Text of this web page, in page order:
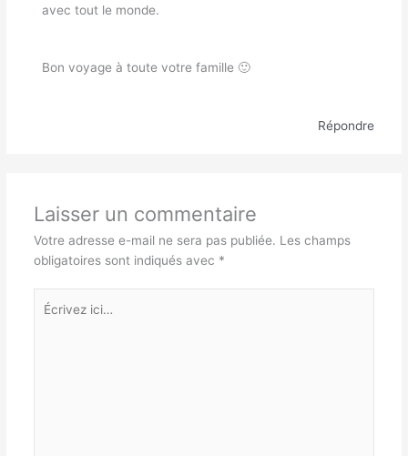
avec tout le monde.
Bon voyage à toute votre famille 🙂
Répondre
Laisser un commentaire
Votre adresse e-mail ne sera pas publiée. Les champs
obligatoires sont indiqués avec *
Écrivez
ici…